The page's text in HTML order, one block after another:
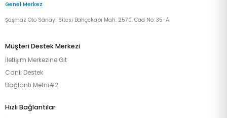
Genel Merkez
Şaşmaz Oto Sanayi Sitesi Bahçekapı Mah. 2570. Cad No: 35-A
Müşteri Destek Merkezi
İletişim Merkezine Git
Canlı Destek
Bağlantı Metni#2
Hızlı Bağlantılar